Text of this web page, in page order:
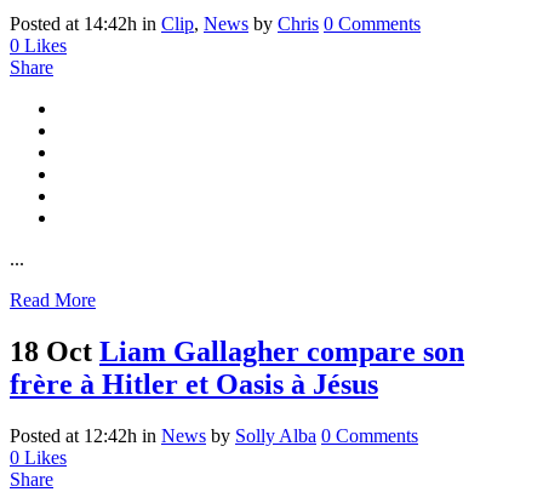
Posted at 14:42h in Clip, News by Chris 0 Comments
0 Likes
Share
...
Read More
18 Oct Liam Gallagher compare son
frère à Hitler et Oasis à Jésus
Posted at 12:42h in News by Solly Alba 0 Comments
0 Likes
Share